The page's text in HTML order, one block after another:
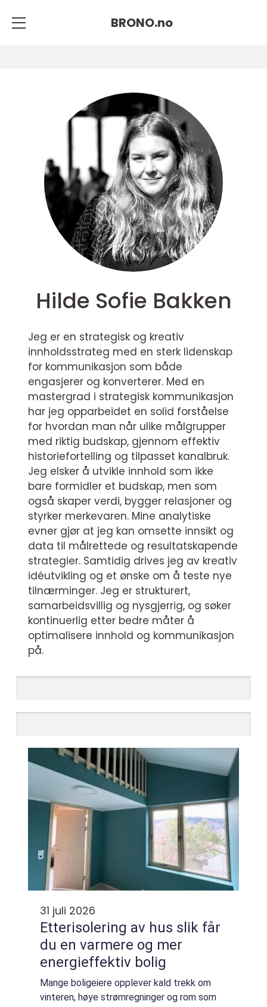
BRONO.no
Hilde Sofie Bakken
Jeg er en strategisk og kreativ
innholdsstrateg med en sterk lidenskap
for kommunikasjon som både
engasjerer og konverterer. Med en
mastergrad i strategisk kommunikasjon
har jeg opparbeidet en solid forståelse
for hvordan man når ulike målgrupper
med riktig budskap, gjennom effektiv
historiefortelling og tilpasset kanalbruk.
Jeg elsker å utvikle innhold som ikke
bare formidler et budskap, men som
også skaper verdi, bygger relasjoner og
styrker merkevaren. Mine analytiske
evner gjør at jeg kan omsette innsikt og
data til målrettede og resultatskapende
strategier. Samtidig drives jeg av kreativ
idéutvikling og et ønske om å teste nye
tilnærminger. Jeg er strukturert,
samarbeidsvillig og nysgjerrig, og søker
kontinuerlig etter bedre måter å
optimalisere innhold og kommunikasjon
på.
31 juli 2026
Etterisolering av hus slik får
du en varmere og mer
energieffektiv bolig
Mange boligeiere opplever kald trekk om
vinteren, høye strømregninger og rom som